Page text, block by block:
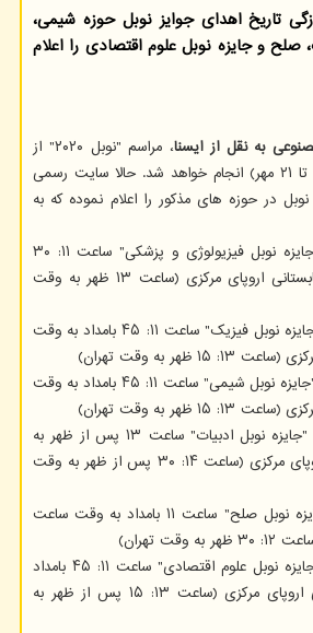
تاریخ اهدای جوایز نوبل حوزه شیمی،
صلح و جایزه نوبل علوم اقتصادی را اعلام
به نقل از ایسنا
، مراسم "نوبل ۲۰۲۰" از
تاریخ ۵ تا ۱۲ اکتبر ( ۱۴ تا ۲۱ مهر) انجام خواهد شد. حالا سایت رسمی
در حوزه های مذکور را اعلام نموده که به
دوشنبه ۵ اکتبر اهدای "جایزه نوبل فیزیولوژی و پزشکی" ساعت ۱۱: ۳۰
بامداد به وقت ساعت تابستانی اروپای مرکزی (ساعت ۱۳ ظهر به وقت
سه شنبه ۶ اکتبر اهدای "جایزه نوبل فیزیک" ساعت ۱۱: ۴۵ بامداد به وقت
ظهر به وقت تهران)
چهارشنبه ۷ اکتبر اهدای "جایزه نوبل شیمی" ساعت ۱۱: ۴۵ بامداد به وقت
ظهر به وقت تهران)
پنج شنبه ۸ اکتبر اهدای "جایزه نوبل ادبیات" ساعت ۱۳ پس از ظهر به
وقت ساعت تابستانی اروپای مرکزی (ساعت ۱۴: ۳۰ پس از ظهر به وقت
جمعه ۹ اکتبر اهدای "جایزه نوبل صلح" ساعت ۱۱ بامداد به وقت ساعت
تهران)
دوشنبه ۱۲ اکتبر اهدای "جایزه نوبل علوم اقتصادی" ساعت ۱۱: ۴۵ بامداد
به وقت ساعت تابستانی اروپای مرکزی (ساعت ۱۳: ۱۵ پس از ظهر به